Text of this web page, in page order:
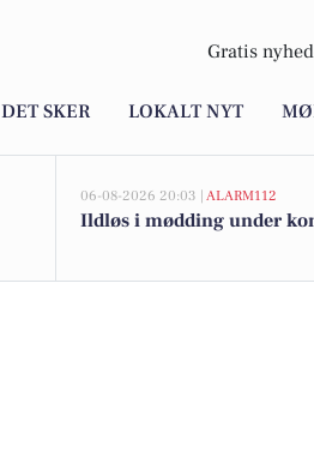
Gratis
DET SKER LOKALT NYT
06-08-2026 20:03 | ALARM112
Ildløs i mødding under